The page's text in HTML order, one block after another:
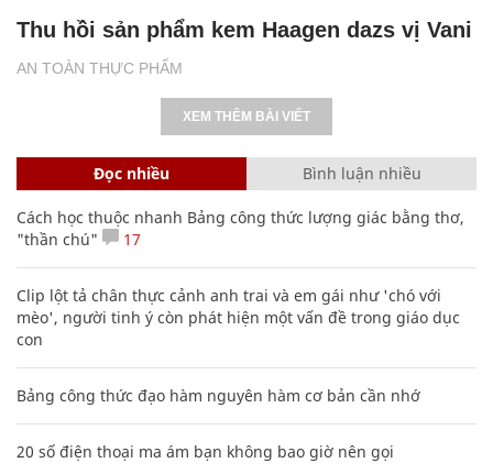
AN TOÀN THỰC PHẨM
Thu hồi sản phẩm kem Haagen dazs vị Vani
XEM THÊM BÀI VIẾT
Đọc nhiều Bình luận nhiều
Cách học thuộc nhanh Bảng công thức lượng giác bằng thơ,
"thần chú"
17
Clip lột tả chân thực cảnh anh trai và em gái như 'chó với
mèo', người tinh ý còn phát hiện một vấn đề trong giáo dục
con
Bảng công thức đạo hàm nguyên hàm cơ bản cần nhớ
20 số điện thoại ma ám bạn không bao giờ nên gọi